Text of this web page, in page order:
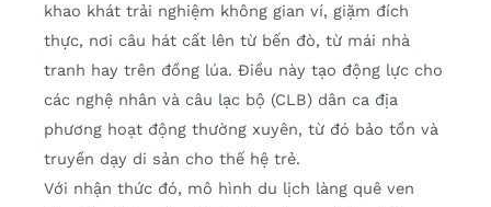
khao khát trải nghiệm không gian ví, giặm đích
thực, nơi câu hát cất lên từ bến đò, từ mái nhà
tranh hay trên đồng lúa. Điều này tạo động lực cho
các nghệ nhân và câu lạc bộ (CLB) dân ca địa
phương hoạt động thường xuyên, từ đó bảo tồn và
truyền dạy di sản cho thế hệ trẻ.
Với nhận thức đó, mô hình du lịch làng quê ven